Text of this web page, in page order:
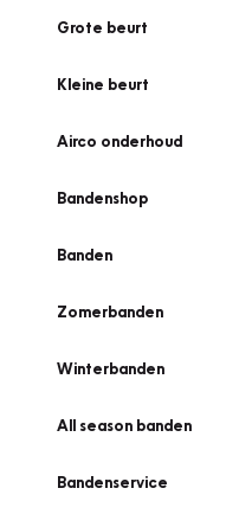
Grote beurt
Kleine beurt
Airco onderhoud
Bandenshop
Banden
Zomerbanden
Winterbanden
All season banden
Bandenservice